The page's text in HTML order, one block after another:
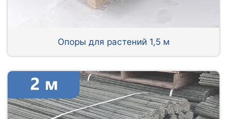
Опоры для растений 1,5 м